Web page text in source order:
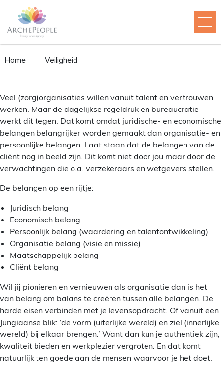
Home Veiligheid
Veel (zorg)organisaties willen vanuit talent en vertrouwen
werken. Maar de dagelijkse regeldruk en bureaucratie
werkt dit tegen. Dat komt omdat juridische- en economische
belangen belangrijker worden gemaakt dan organisatie- en
persoonlijke belangen. Laat staan dat de belangen van de
cliënt nog in beeld zijn. Dit komt niet door jou maar door de
verwachtingen die o.a. verzekeraars en wetgevers stellen.
De belangen op een rijtje:
Juridisch belang
Economisch belang
Persoonlijk belang (waardering en talentontwikkeling)
Organisatie belang (visie en missie)
Maatschappelijk belang
Cliënt belang
Wil jij pionieren en vernieuwen als organisatie dan is het
van belang om balans te creëren tussen alle belangen. De
harde eisen verbinden met je levensopdracht. Of vanuit een
Jungiaanse blik: ‘de vorm (uiterlijke wereld) en ziel (innerlijke
wereld) bij elkaar brengen.’ Want dan kun je authentiek zijn,
kwaliteit bieden en werkplezier vergroten. En dat komt
natuurlijk ten goede aan de mensen waarvoor je het doet.